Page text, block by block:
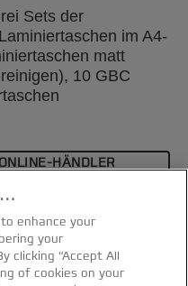
Sets der
im A4-
matt
10 GBC
Erstellen von
zur
HÄNDLER
enhance your
your
clicking “Accept All
of cookies on your